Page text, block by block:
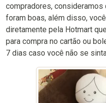
compradores, consideramos
foram boas, além disso,
diretamente pela Hotmart
para compra no cartão ou
7 dias caso você não se